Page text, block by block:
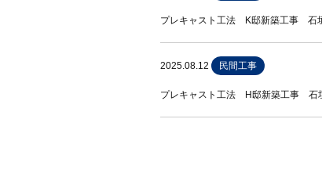
プレキャスト工法 K邸新築工事 石
2025.08.12 民間工事
プレキャスト工法 H邸新築工事 石